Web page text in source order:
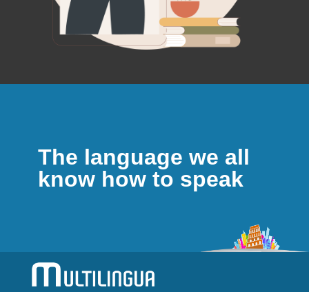
The language we all
know how to speak